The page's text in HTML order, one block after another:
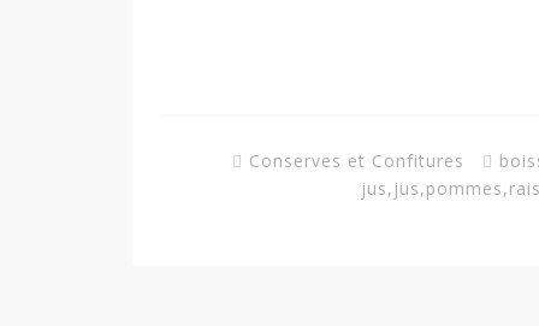
Conserves et Confitures
jus, jus,pommes,